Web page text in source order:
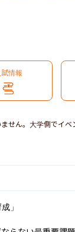
試情報
せん。大学側でイ
」